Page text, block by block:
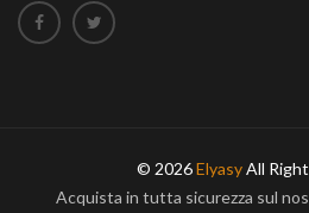
© 2026ElyasyAll
Acquista in tutta sicurezza sul